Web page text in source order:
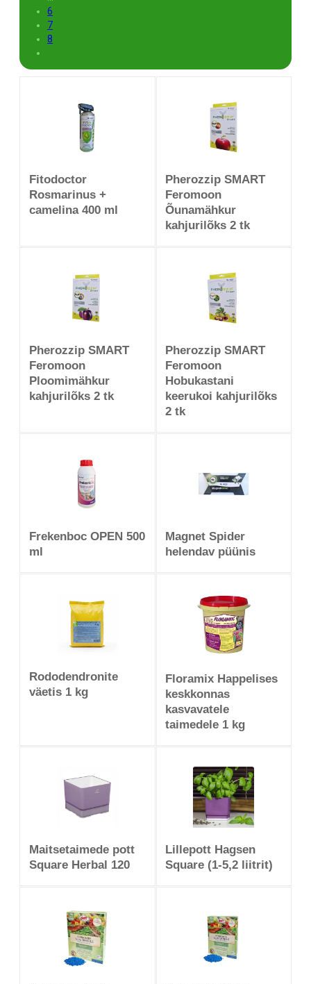
6
7
8
Fitodoctor
Rosmarinus +
camelina 400 ml
Pherozzip SMART
Feromoon
Õunamähkur
kahjurilõks 2 tk
Pherozzip SMART
Feromoon
Ploomimähkur
kahjurilõks 2 tk
Pherozzip SMART
Feromoon
Hobukastani
keerukoi kahjurilõks
2 tk
Frekenboc OPEN 500
ml
Magnet Spider
helendav püünis
Rododendronite
väetis 1 kg
Floramix Happelises
keskkonnas
kasvavatele
taimedele 1 kg
Maitsetaimede pott
Square Herbal 120
Lillepott Hagsen
Square (1-5,2 liitrit)